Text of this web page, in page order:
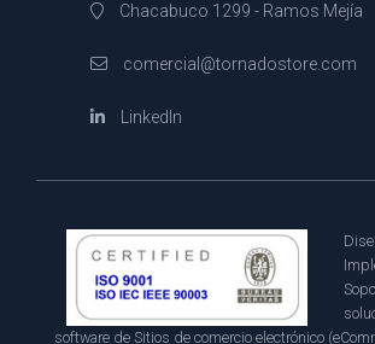
Chacabuco 1299 - Ramos Mejía
comercial@tornadostore.com
LinkedIn
software de Sitios de comercio electrónico